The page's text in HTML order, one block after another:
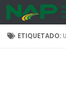
Skip to
ETIQUETADO: